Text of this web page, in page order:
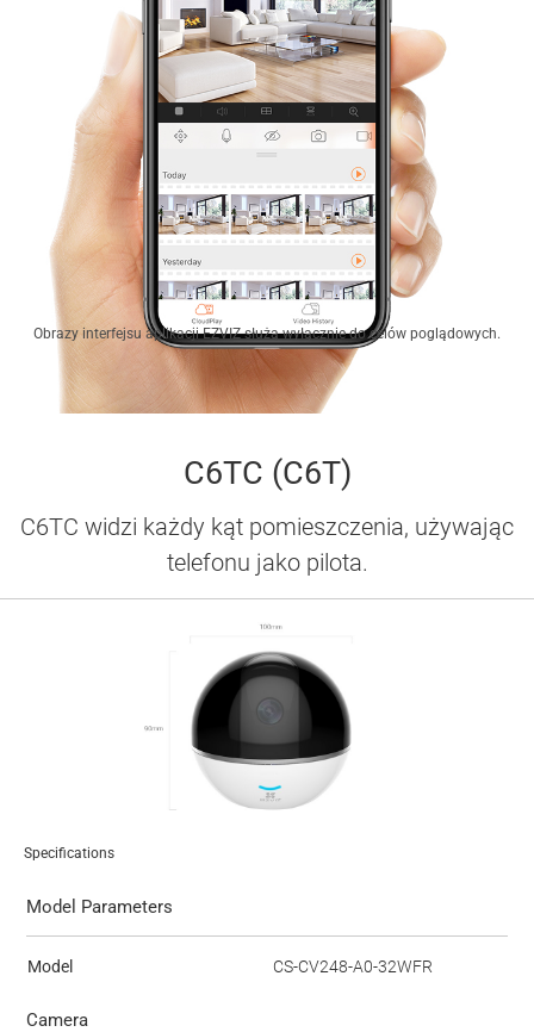
Obrazy interfejsu aplikacji EZVIZ służą wyłącznie do celów poglądowych.
C6TC (C6T)
C6TC widzi każdy kąt pomieszczenia, używając
telefonu jako pilota.
Specifications
Model Parameters
Model CS-CV248-A0-32WFR
Camera